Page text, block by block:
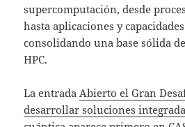
supercomputación, desde
hasta aplicaciones y
consolidando una base sólida
HPC.
La entrada Abierto el Gran
desarrollar soluciones